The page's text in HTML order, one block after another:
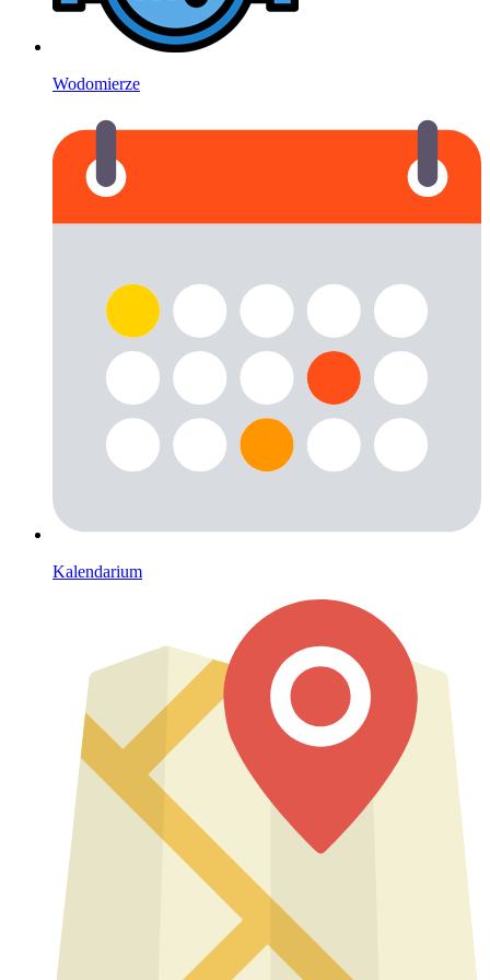
Wodomierze
Kalendarium